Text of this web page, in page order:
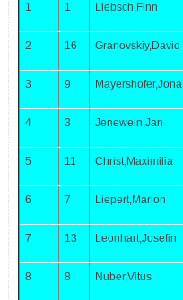
1 1 Liebsch,Finn
2 16 Granovskiy,David
3 9 Mayershofer,Jona
4 3 Jenewein,Jan
5 11 Christ,Maximilia
6 7 Liepert,Marlon
7 13 Leonhart,Josefin
8 8 Nuber,Vitus